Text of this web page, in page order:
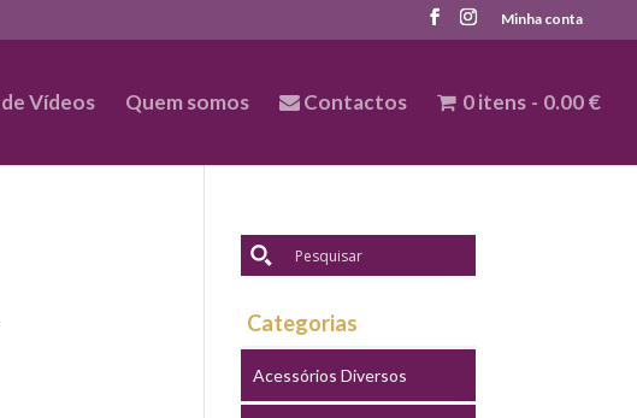
Minha conta
Vídeos Quem somos Contactos 0 itens 0.00 €
Categorias
Acessórios Diversos